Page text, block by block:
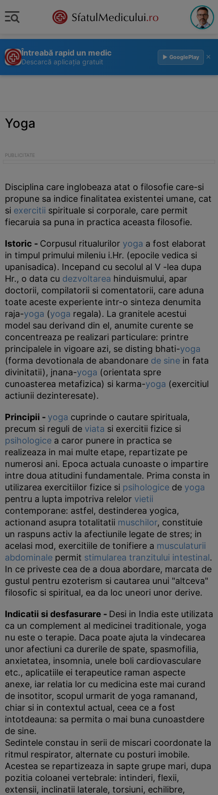
Întreabă rapid un medic
Descarcă aplicația gratuit
▶ GooglePlay ×
Yoga
Disciplina care inglobeaza atat o filosofie care-si
propune sa indice finalitatea existentei umane, cat
si exercitii spirituale si corporale, care permit
fiecaruia sa puna in practica aceasta filosofie.
Istoric - Corpusul ritualurilor yoga a fost elaborat
in timpul primului mileniu i.Hr. (epocile vedica si
upanisadica). Incepand cu secolul al V -lea dupa
Hr., o data cu dezvoltarea hinduismului, apar
doctorii, compilatorii si comentatorii, care aduna
toate aceste experiente intr-o sinteza denumita
raja-yoga (yoga regala). La granitele acestui
model sau derivand din el, anumite curente se
concentreaza pe realizari particulare: printre
principalele in vigoare azi, se disting bhati-yoga
(forma devotionala de abandonare de sine in fata
divinitatii), jnana-yoga (orientata spre
cunoasterea metafizica) si karma-yoga (exercitiul
actiunii dezinteresate).
Principii - yoga cuprinde o cautare spirituala,
precum si reguli de viata si exercitii fizice si
psihologice a caror punere in practica se
realizeaza in mai multe etape, repartizate pe
numerosi ani. Epoca actuala cunoaste o impartire
intre doua atitudini fundamentale. Prima consta in
utilizarea exercitiilor fizice si psihologice de yoga
pentru a lupta impotriva relelor vietii
contemporane: astfel, destinderea yogica,
actionand asupra totalitatii muschilor, constituie
un raspuns activ la afectiunile legate de stres; in
acelasi mod, exercitiile de tonifiere a musculaturii
abdominale permit stimularea tranzitului intestinal.
In ce priveste cea de a doua abordare, marcata de
gustul pentru ezoterism si cautarea unui "altceva"
filosofic si spiritual, ea da loc uneori unor derive.
Indicatii si desfasurare - Desi in India este utilizata
ca un complement al medicinei traditionale, yoga
nu este o terapie. Daca poate ajuta la vindecarea
unor afectiuni ca durerile de spate, spasmofilia,
anxietatea, insomnia, unele boli cardiovasculare
etc., aplicatiile ei terapeutice raman aspecte
anexe, iar relatia lor cu medicina este mai curand
de insotitor, scopul urmarit de yoga ramanand,
chiar si in contextul actual, ceea ce a fost
intotdeauna: sa permita o mai buna cunoastdere
de sine.
Sedintele constau in serii de miscari coordonate la
ritmul respirator, alternate cu posturi imobile.
Acestea se repartizeaza in sapte grupe mari, dupa
pozitia coloanei vertebrale: intinderi, flexii,
extensii, inclinatii laterale, torsiuni, echilibre,